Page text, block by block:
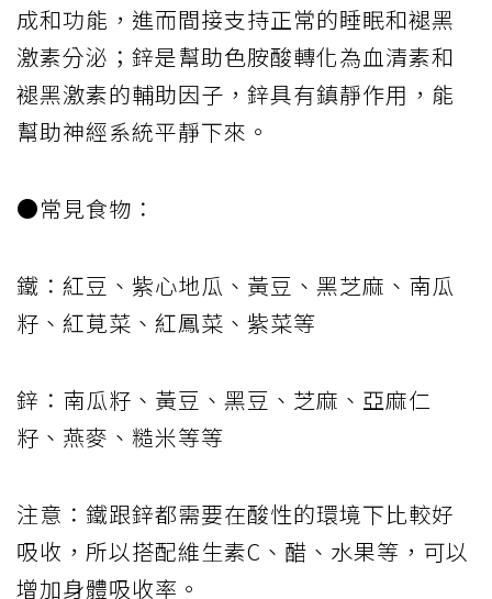
成和功能，進而間接支持正常的睡眠和褪黑
激素分泌；鋅是幫助色胺酸轉化為血清素和
褪黑激素的輔助因子，鋅具有鎮靜作用，能
幫助神經系統平靜下來。
●常見食物：
鐵：紅豆、紫心地瓜、黃豆、黑芝麻、南瓜
籽、紅莧菜、紅鳳菜、紫菜等
鋅：南瓜籽、黃豆、黑豆、芝麻、亞麻仁
籽、燕麥、糙米等等
注意：鐵跟鋅都需要在酸性的環境下比較好
吸收，所以搭配維生素C、醋、水果等，可以
增加身體吸收率。